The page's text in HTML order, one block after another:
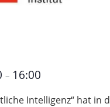
– 16:00
Intelligenz“ hat in